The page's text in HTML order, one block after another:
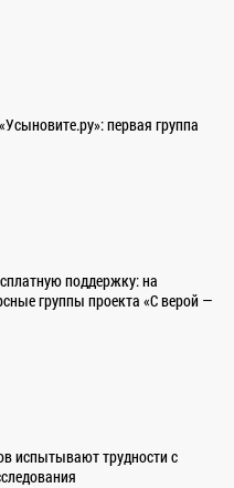
первая группа
поддержку: на
группы проекта «С верой —
испытывают трудности с